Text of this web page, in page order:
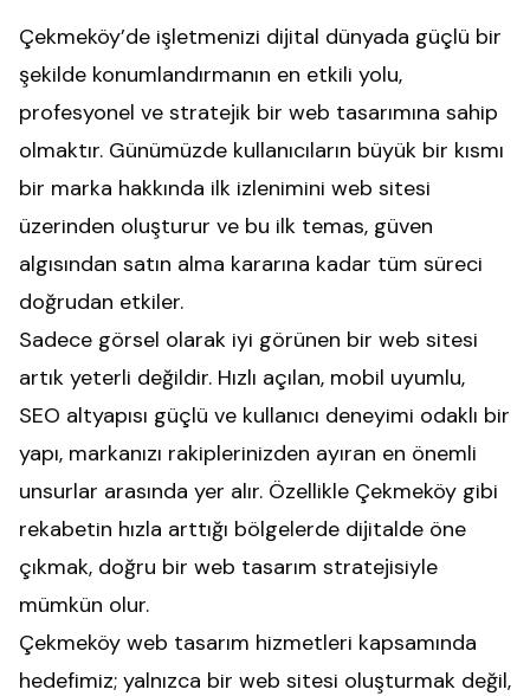
Çekmeköy’de işletmenizi dijital dünyada güçlü bir
şekilde konumlandırmanın en etkili yolu,
profesyonel ve stratejik bir web tasarımına sahip
olmaktır. Günümüzde kullanıcıların büyük bir kısmı
bir marka hakkında ilk izlenimini web sitesi
üzerinden oluşturur ve bu ilk temas, güven
algısından satın alma kararına kadar tüm süreci
doğrudan etkiler.
Sadece görsel olarak iyi görünen bir web sitesi
artık yeterli değildir. Hızlı açılan, mobil uyumlu,
SEO altyapısı güçlü ve kullanıcı deneyimi odaklı bir
yapı, markanızı rakiplerinizden ayıran en önemli
unsurlar arasında yer alır. Özellikle Çekmeköy gibi
rekabetin hızla arttığı bölgelerde dijitalde öne
çıkmak, doğru bir web tasarım stratejisiyle
mümkün olur.
Çekmeköy web tasarım hizmetleri kapsamında
hedefimiz; yalnızca bir web sitesi oluşturmak değil,